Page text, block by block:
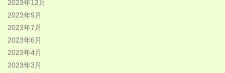
2023年12月
2023年9月
2023年7月
2023年6月
2023年4月
2023年3月